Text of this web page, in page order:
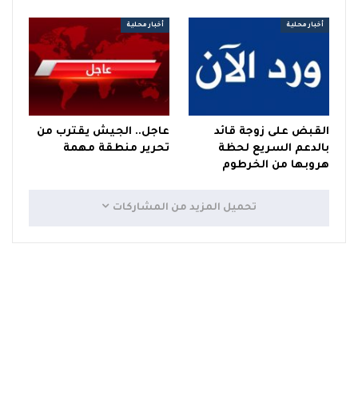
أخبار محلية
القبض على زوجة قائد
بالدعم السريع لحظة
هروبها من الخرطوم
أخبار محلية
عاجل.. الجيش يقترب من
تحرير منطقة مهمة
تحميل المزيد من المشاركات